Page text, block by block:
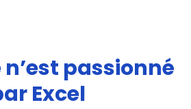
passionné
Excel